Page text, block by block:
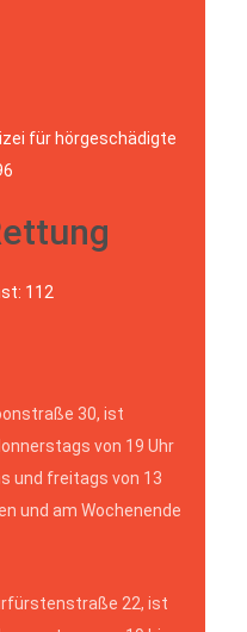
für hörgeschädigte
112
30, ist
von 19 Uhr
und freitags von 13
und am Wochenende
22, ist